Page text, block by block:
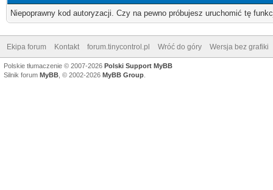
Niepoprawny kod autoryzacji. Czy na pewno próbujesz uruchomić tę
Ekipa forum Kontakt forum.tinycontrol.pl Wróć do góry Wersja bez grafiki
Polskie tłumaczenie © 2007-2026 Polski Support MyBB
Silnik forum MyBB , © 2002-2026 MyBB Group